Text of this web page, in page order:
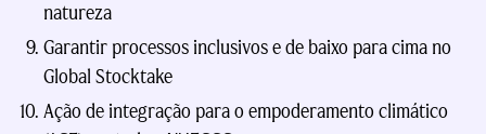
natureza
Garantir processos inclusivos e de baixo para cima no
Global Stocktake
Ação de integração para o empoderamento climático